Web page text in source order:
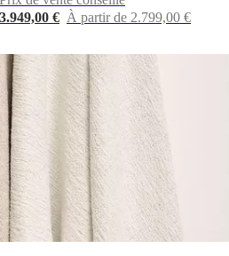
3.949,00 € À partir de 2.799,00 €